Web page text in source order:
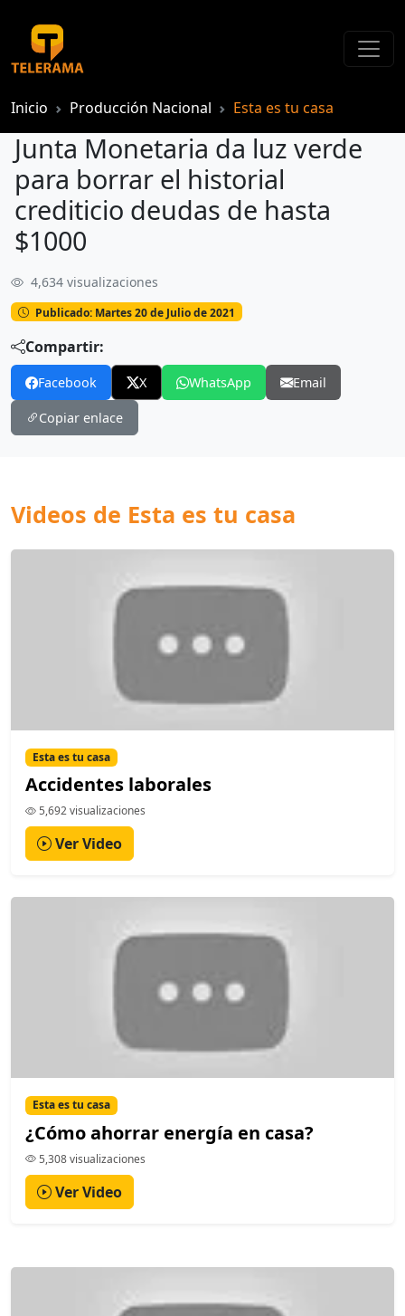
Inicio Producción Nacional Esta es tu casa
Junta Monetaria da luz verde
para borrar el historial
crediticio deudas de hasta
$1000
4,634 visualizaciones
Publicado: Martes 20 de Julio de 2021
Compartir:
Facebook X WhatsApp Email
Copiar enlace
Videos de Esta es tu casa
Esta es tu casa
Accidentes laborales
5,692 visualizaciones
Ver Video
Esta es tu casa
¿Cómo ahorrar energía en casa?
5,308 visualizaciones
Ver Video